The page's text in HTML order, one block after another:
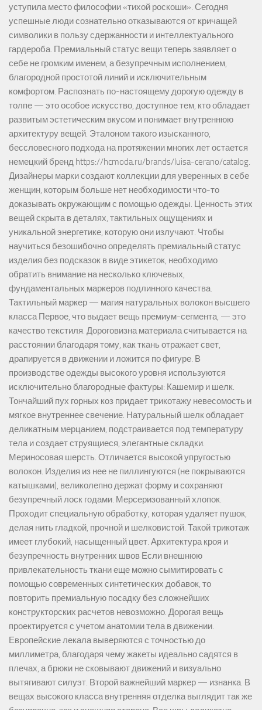
уступила место философии «тихой роскоши». Сегодня
успешные люди сознательно отказываются от кричащей
символики в пользу сдержанности и интеллектуального
гардероба. Премиальный статус вещи теперь заявляет о
себе не громким именем, а безупречным исполнением,
благородной простотой линий и исключительным
комфортом. Распознать по-настоящему дорогую одежду в
толпе — это особое искусство, доступное тем, кто обладает
развитым эстетическим вкусом и понимает внутреннюю
архитектуру вещей. Эталоном такого изысканного,
бессловесного подхода на протяжении многих лет остается
немецкий бренд https://hcmoda.ru/brands/luisa-cerano/catalog.
Дизайнеры марки создают коллекции для уверенных в себе
женщин, которым больше нет необходимости что-то
доказывать окружающим с помощью одежды. Ценность этих
вещей скрыта в деталях, тактильных ощущениях и
уникальной энергетике, которую они излучают. Чтобы
научиться безошибочно определять премиальный статус
изделия без подсказок в виде этикеток, необходимо
обратить внимание на несколько ключевых,
фундаментальных маркеров подлинного качества.
Тактильный маркер — магия натуральных волокон высшего
класса Первое, что выдает вещь премиум-сегмента, — это
качество текстиля. Дороговизна материала считывается на
расстоянии благодаря тому, как ткань отражает свет,
драпируется в движении и ложится по фигуре. В
производстве одежды высокого уровня используются
исключительно благородные фактуры: Кашемир и шелк.
Тончайший пух горных коз придает трикотажу невесомость и
мягкое внутреннее свечение. Натуральный шелк обладает
деликатным мерцанием, подстраивается под температуру
тела и создает струящиеся, элегантные складки.
Мериносовая шерсть. Отличается высокой упругостью
волокон. Изделия из нее не пиллингуются (не покрываются
катышками), великолепно держат форму и сохраняют
безупречный лоск годами. Мерсеризованный хлопок.
Проходит специальную обработку, которая удаляет пушок,
делая нить гладкой, прочной и шелковистой. Такой трикотаж
имеет глубокий, насыщенный цвет. Архитектура кроя и
безупречность внутренних швов Если внешнюю
привлекательность ткани еще можно сымитировать с
помощью современных синтетических добавок, то
повторить премиальную посадку без сложнейших
конструкторских расчетов невозможно. Дорогая вещь
проектируется с учетом анатомии тела в движении.
Европейские лекала выверяются с точностью до
миллиметра, благодаря чему жакеты идеально садятся в
плечах, а брюки не сковывают движений и визуально
вытягивают силуэт. Второй важнейший маркер — изнанка. В
вещах высокого класса внутренняя отделка выглядит так же